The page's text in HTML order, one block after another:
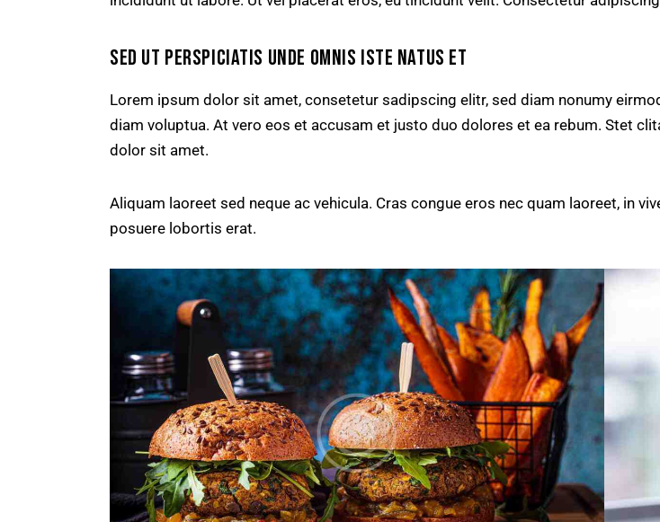
SED UT PERSPICIATIS UNDE OMNIS ISTE NATUS ET
Lorem ipsum dolor sit amet, consetetur sadipscing elitr, sed diam nonumy
diam voluptua. At vero eos et accusam et justo duo dolores et ea rebum. Stet
dolor sit amet.
Aliquam laoreet sed neque ac vehicula. Cras congue eros nec quam laoreet, in
posuere lobortis erat.